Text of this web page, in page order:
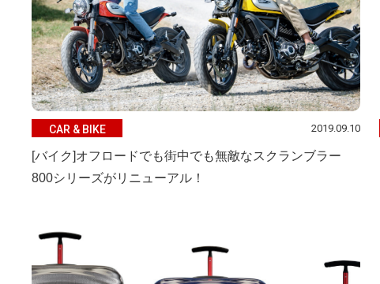
CAR & BIKE 2019.09.10
[バイク]オフロードでも街中でも無敵なスクランブラー
800シリーズがリニューアル！